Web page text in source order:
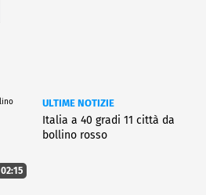
02:15
ULTIME NOTIZIE
Italia a 40 gradi 11 città da
bollino rosso